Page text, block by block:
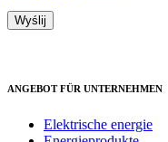
ANGEBOT FÜR UNTERNEHMEN
Elektrische energie